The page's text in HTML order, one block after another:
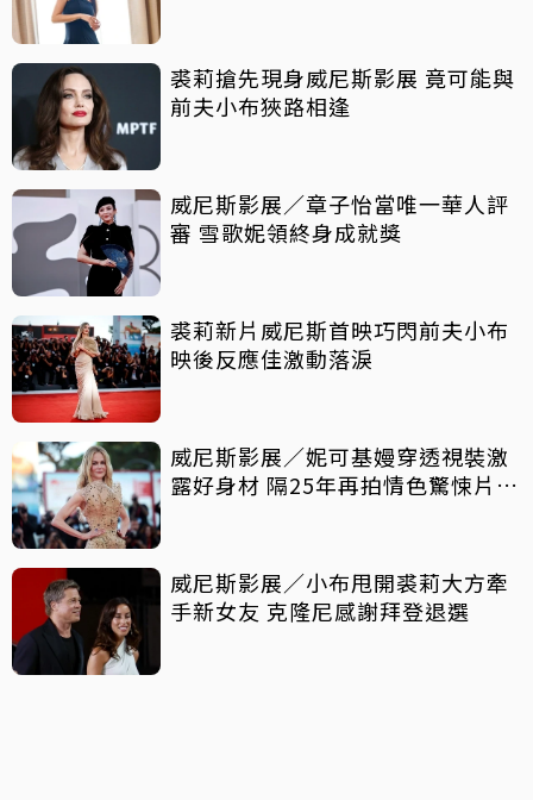
裘莉搶先現身威尼斯影展 竟可能與
前夫小布狹路相逢
威尼斯影展／章子怡當唯一華人評
審 雪歌妮領終身成就獎
裘莉新片威尼斯首映巧閃前夫小布
映後反應佳激動落淚
威尼斯影展／妮可基嫚穿透視裝激
露好身材 隔25年再拍情色驚悚片原
威尼斯影展／小布甩開裘莉大方牽
手新女友 克隆尼感謝拜登退選